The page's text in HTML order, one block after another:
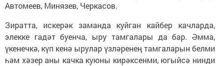
Автомеев, Минязев, Черкасов.
Зиратта, искерәк заманда куйган кайбер качларда,
элекке гадәт буенча, ыру тамгалары да бар. Әмма,
үкенечкә, күп кенә ырулар үзләренең тамгаларын белми
һәм хәзер аны качка куюны кирәксенми, югыйсә нинди